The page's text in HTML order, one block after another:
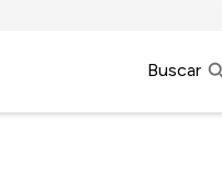
Buscar